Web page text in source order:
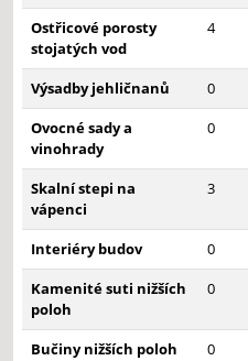
Ostřicové porosty
stojatých vod
4
Výsadby jehličnanů 0
Ovocné sady a
vinohrady
0
Skalní stepi na
vápenci
3
Interiéry budov 0
Kamenité suti nižších
poloh
0
Bučiny nižších poloh 0